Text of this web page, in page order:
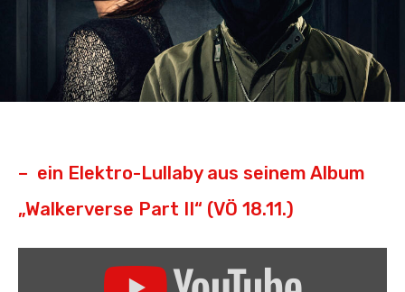
– ein Elektro-Lullaby aus seinem Album
„Walkerverse Part II“ (VÖ 18.11.)